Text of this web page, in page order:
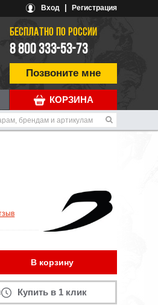
Вход Регистрация
БЕСПЛАТНО ПО РОССИИ
8 800 333-53-73
Позвоните мне
КОРЗИНА
В корзину
Купить в 1 клик